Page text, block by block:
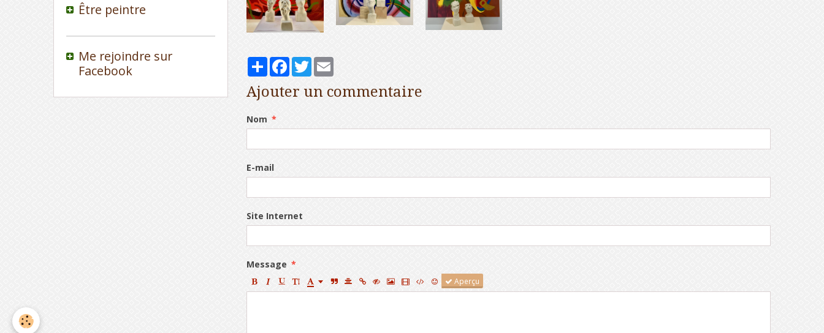
PartagerFacebook
TwitterEmail
Ajouter un commentaire
Nom
E-mail
Site Internet
Message
Aperçu
Être peintre
Me rejoindre sur
Facebook